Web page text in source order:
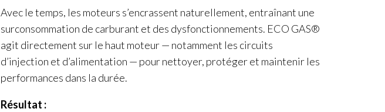
Avec le temps, les moteurs s’encrassent naturellement, entraînant une
surconsommation de carburant et des dysfonctionnements. ECO GAS®
agit directement sur le haut moteur — notamment les circuits
d’injection et d’alimentation — pour nettoyer, protéger et maintenir les
performances dans la durée.
Résultat :